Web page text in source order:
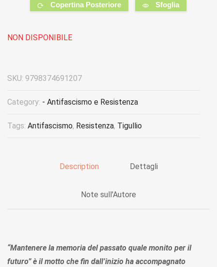
Copertina Posteriore Sfoglia
NON DISPONIBILE
SKU: 9798374691207
Category: - Antifascismo e Resistenza
Tags: Antifascismo, Resistenza, Tigullio
Description Dettagli
Note sull'Autore
“Mantenere la memoria del passato quale monito per il
futuro” è il motto che fin dall’inizio ha accompagnato